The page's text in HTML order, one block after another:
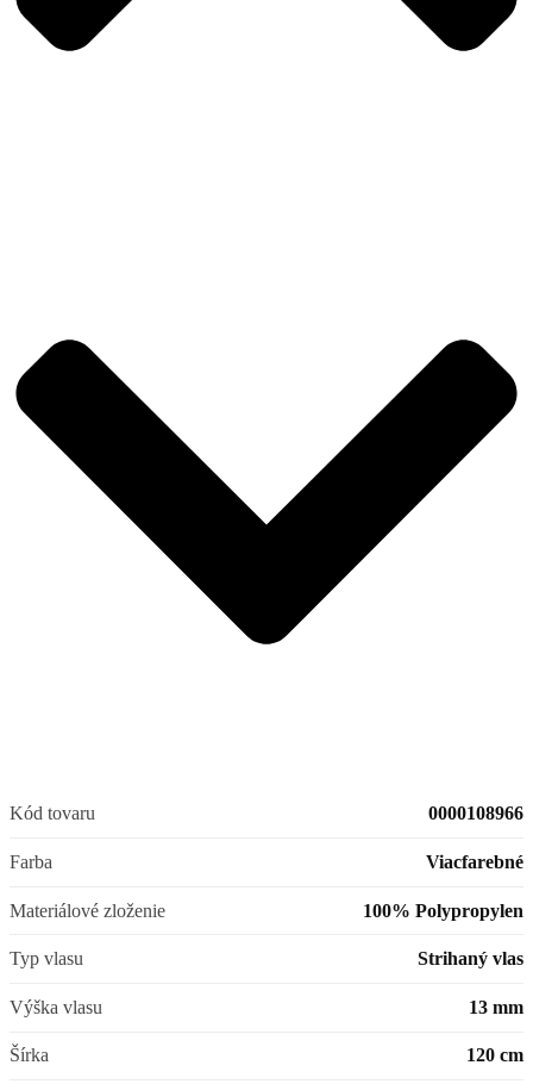
Kód tovaru 0000108966
Farba Viacfarebné
Materiálové zloženie 100% Polypropylen
Typ vlasu Strihaný vlas
Výška vlasu 13 mm
Šírka 120 cm